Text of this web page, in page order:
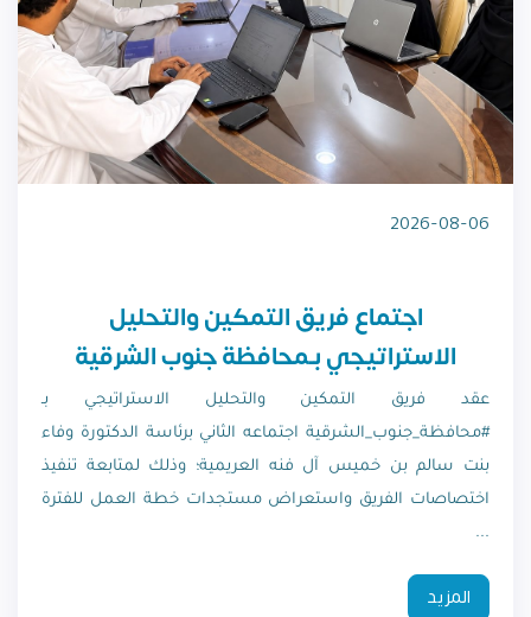
2026-08-06
اجتماع فريق التمكين والتحليل
الاستراتيجي بـمحافظة جنوب الشرقية
عقد فريق التمكين والتحليل الاستراتيجي بـ
#محافظة_جنوب_الشرقية اجتماعه الثاني برئاسة الدكتورة وفاء
بنت سالم بن خميس آل فنه العريمية؛ وذلك لمتابعة تنفيذ
اختصاصات الفريق واستعراض مستجدات خطة العمل للفترة
...
المزيد